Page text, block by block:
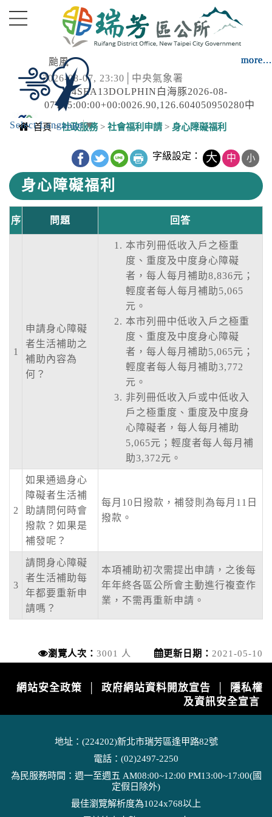
Select Language▼
颱風
2026-08-07, 23:30│中央氣象署
4SEA13DOLPHIN白海豚2026-08-
07T15:00:00+00:0026.90,126.604050950280中
08T15:00:00+00:0027.20,124.204050950280中
more...
強風
颱風或其外圍環流影響，7日晚上至8日晚上基
隆市、臺北市、新北市、桃園市、南投縣、屏
東縣、宜蘭縣、臺東縣(含蘭嶼)、連江縣局部地
(黃色燈號)，請注意。
more...
國家森林遊樂區
2026-08-09, 00:00│農業部林業及自然保育署
白海豚颱風休園 預計開始日期：2026年08月09
日 預計恢復日期：2026年08月10日
more...
2026-08-09, 00:00│農業部林業及自然保育署
颱風休園：白海豚颱風休園 預計開始時間：
2026年08月09日 00:00 預計恢復時間：2026年
08月09日 23:00
more...
2026-08-03, 10:01│台灣自來水公司
辦理龍潭給水廠高壓電氣設備檢驗 等三合一工
程
more...
2026-08-03, 11:18│台灣自來水公司
為辦理三重區五谷王南街等巷弄汰換管線工
程，施工停水
more...
2026-08-03, 11:18│台灣自來水公司
為辦理三重區五谷王南街等巷弄汰換管線工
more...
首頁>社政服務> 社會福利申請> 身心障礙福利
字級設定： 大 中 小
身心障礙福利
序 問題 回答
1
申請身心障礙
者生活補助之
補助內容為
何？
本市列冊低收入戶之極重
度、重度及中度身心障礙
者，每人每月補助8,836元；
輕度者每人每月補助5,065
元。
本市列冊中低收入戶之極重
度、重度及中度身心障礙
者，每人每月補助5,065元；
輕度者每人每月補助3,772
元。
非列冊低收入戶或中低收入
戶之極重度、重度及中度身
心障礙者，每人每月補助
5,065元；輕度者每人每月補
助3,372元。
2
如果通過身心
障礙者生活補
助請問何時會
撥款？如果是
補發呢？
每月10日撥款，補發則為每月11日
撥款。
3
請問身心障礙
者生活補助每
年都要重新申
請嗎？
本項補助初次需提出申請，之後每
年年終各區公所會主動進行複查作
業，不需再重新申請。
瀏覽人次： 3001 人 更新日期： 2021-05-10
網站安全政策 政府網站資料開放宣告
隱私權
及資訊安全宣言
地址：(224202)新北市瑞芳區逢甲路82號
電話：(02)2497-2250
為民服務時間：週一至週五 AM08:00~12:00 PM13:00~17:00(國
定假日除外)
最佳瀏覽解析度為1024x768以上